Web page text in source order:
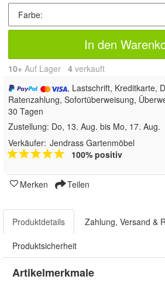
In den
10+ Auf Lager 4 verkauft
, Lastschrift, Kreditkarte,
Ratenzahlung, Sofortüberweisung,
30 Tagen
Zustellung: Do, 13. Aug. bis Mo, 17. Aug.
Verkäufer: Jendrass Gartenmöbel
100% positiv
Merken Teilen
Produktdetails Zahlung, Versand &
Produktsicherheit
Artikelmerkmale